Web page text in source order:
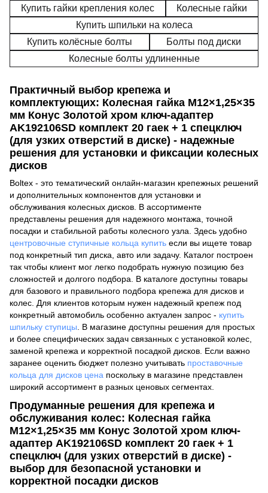
Купить гайки крепления колес
Колесные гайки
Купить шпильки на колеса
Купить колёсные болты
Болты под диски
Колесные болты удлиненные
Практичный выбор крепежа и
комплектующих: Колесная гайка M12×1,25×35
мм Конус Золотой хром ключ-адаптер
AK192106SD комплект 20 гаек + 1 спецключ
(для узких отверстий в диске) - надежные
решения для установки и фиксации колесных
дисков
Boltex - это тематический онлайн-магазин крепежных решений
и дополнительных компонентов для установки и
обслуживания колесных дисков. В ассортименте
представлены решения для надежного монтажа, точной
посадки и стабильной работы колесного узла. Здесь удобно
центровочные ступичные кольца купить если вы ищете товар
под конкретный тип диска, авто или задачу. Каталог построен
так чтобы клиент мог легко подобрать нужную позицию без
сложностей и долгого подбора. В каталоге доступны товары
для базового и правильного подбора крепежа для дисков и
колес. Для клиентов которым нужен надежный крепеж под
конкретный автомобиль особенно актуален запрос - купить
шпильку ступицы . В магазине доступны решения для простых
и более специфических задач связанных с установкой колес,
заменой крепежа и корректной посадкой дисков. Если важно
заранее оценить бюджет полезно учитывать проставочные
кольца для дисков цена поскольку в магазине представлен
широкий ассортимент в разных ценовых сегментах.
Продуманные решения для крепежа и
обслуживания колес: Колесная гайка
M12×1,25×35 мм Конус Золотой хром ключ-
адаптер AK192106SD комплект 20 гаек + 1
спецключ (для узких отверстий в диске) -
выбор для безопасной установки и
корректной посадки дисков